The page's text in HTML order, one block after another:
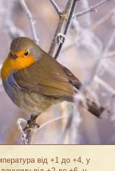
від +1 до +4, у